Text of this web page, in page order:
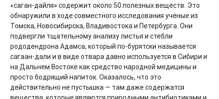
«саган-дайля» содержит около 50 полезных веществ. Это
обнаружили в ходе совместного исследования учёные из
Томска, Новосибирска, Владивостока и Петербурга. Они
подвергли тщательному анализу листья и стебли
рододендрона Адамса, который по-бурятски называется
сагаан-дали и в виде отвара давно используется в Сибири и
на Дальнем Востоке как средство народной медицины и
просто бодрящий напиток. Оказалось, что это
действительно не пустышка — там даже содержатся